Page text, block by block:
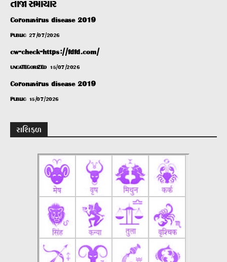
તાજા સમાચાર
Coronavirus disease 2019
PUBLIC 27/07/2026
cw-check-https://fdfd.com/
UNCATEGORIZED 15/07/2026
Coronavirus disease 2019
PUBLIC 15/07/2026
રાશિફળ